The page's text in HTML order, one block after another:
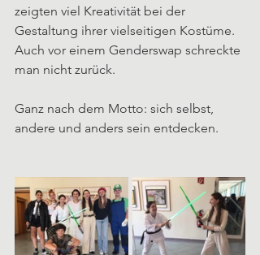
zeigten viel Kreativität bei der
Gestaltung ihrer vielseitigen Kostüme.
Auch vor einem Genderswap schreckte
man nicht zurück.
Ganz nach dem Motto: sich selbst,
andere und anders sein entdecken.